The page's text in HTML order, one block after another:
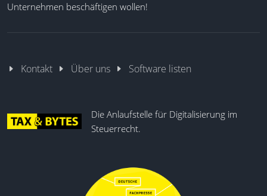
Unternehmen beschäftigen wollen!
Kontakt Über uns Software listen
Die Anlaufstelle für Digitalisierung im
Steuerrecht.